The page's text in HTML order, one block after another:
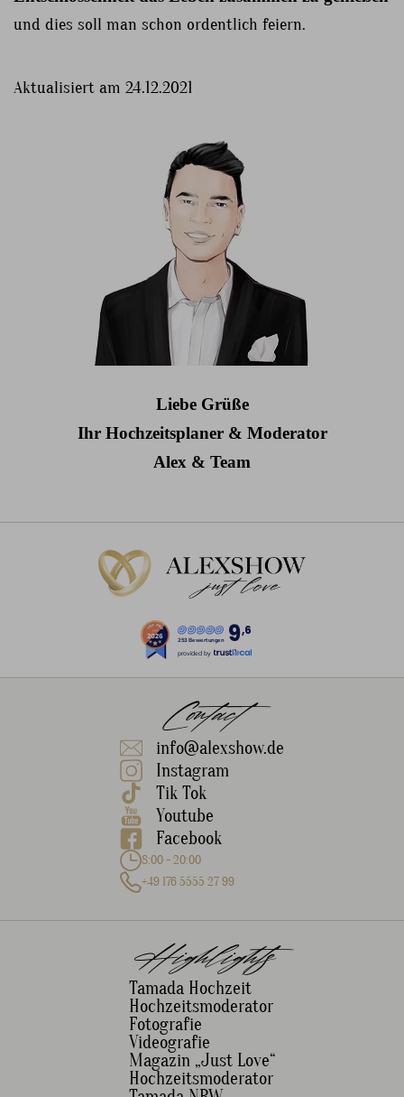
und dies soll man schon ordentlich feiern.
Aktualisiert am 24.12.2021
Liebe Grüße
Ihr Hochzeitsplaner & Moderator
Alex & Team
Contact
info@alexshow.de
Instagram
Tik Tok
Youtube
Facebook
8:00 - 20:00
+49 176 5555 27 99
253 Bewertungen 9,6
provided by
Highlights
Tamada Hochzeit
Hochzeitsmoderator
Fotografie
Videografie
Magazin „Just Love“
Hochzeitsmoderator